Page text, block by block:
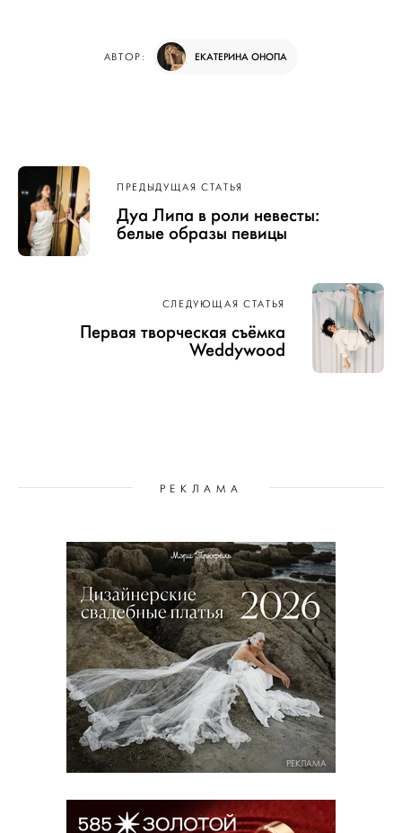
АВТОР: ЕКАТЕРИНА ОНОПА
Навигация
по записям
ПРЕДЫДУЩАЯ СТАТЬЯ
Дуа Липа в роли невесты:
белые образы певицы
СЛЕДУЮЩАЯ СТАТЬЯ
Первая творческая съёмка
Weddywood
РЕКЛАМА
РЕКЛАМА